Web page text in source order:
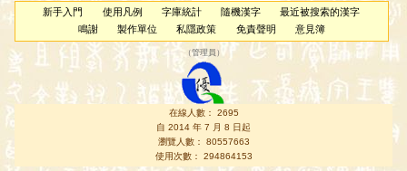
新手入門 使用凡例 字庫統計 隨機漢字
最近被搜索的漢字
鳴謝
製作單位 私隱政策 免責聲明 意見簿
（管理員 ）
在線人數： 2695
自 2014 年 7 月 8 日起
瀏覽人數： 80557663
使用次數： 294864153